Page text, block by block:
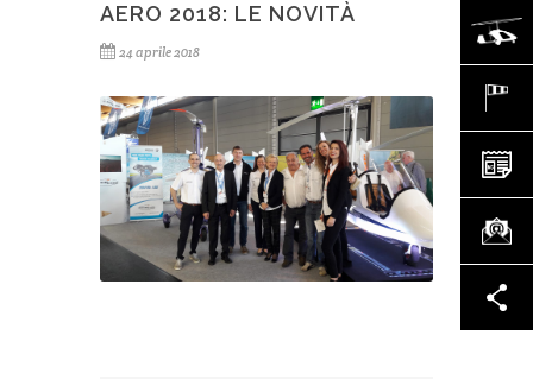
AERO 2018: LE NOVITÀ
24 aprile 2018